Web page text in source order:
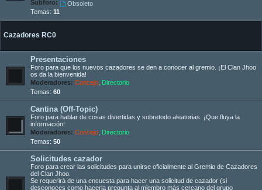
Subforo:
Obsoleto
Temas: 11
Cazadores RC0
Presentaciones
Foro para que los nuevos cazadores se den a conocer al gremio. ¡El Clan Jhoo
os da la bienvenida!
Moderadores: Concejo Directorio
Temas: 60
Cantina (Off-Topic)
Foro para hablar de cosas divertidas y sobretodo aleatorias. ¡Que fluya la
información!
Moderadores: Concejo Directorio
Temas: 50
Solicitudes cazador
Foro para crear las solicitudes para unirse oficialmente al Gremio de Cazadores
del Clan Jhoo.
Se requerirá de una encuesta para hacer una solicitud de cazador (si
desconoces como hacerla pregunta al miembro más cercano del grupo